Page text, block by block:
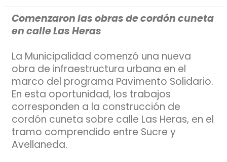
Comenzaron las obras de cordón cuneta
en calle Las Heras
La Municipalidad comenzó una nueva
obra de infraestructura urbana en el
marco del programa Pavimento Solidario.
En esta oportunidad, los trabajos
corresponden a la construcción de
cordón cuneta sobre calle Las Heras, en el
tramo comprendido entre Sucre y
Avellaneda.